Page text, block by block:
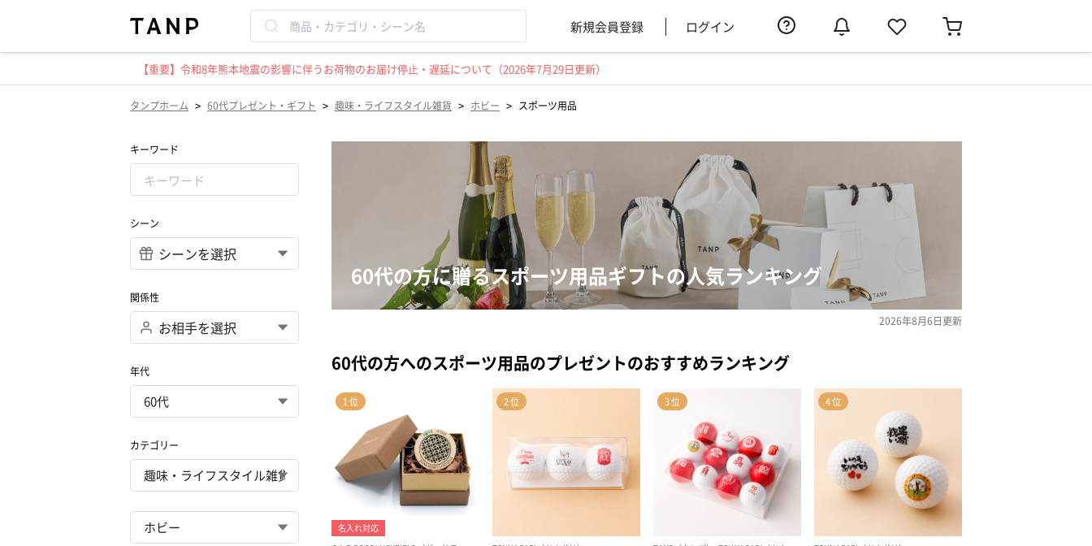
新規会員登録 ログイン
【重要】令和8年熊本地震の影響に伴うお荷物のお届け停止・遅延について（2026年7月29日更新）
タンプホーム > 60代プレゼント・ギフト > 趣味・ライフスタイル雑貨 > ホビー > スポーツ用品
キーワード
シーン
関係性
年代
カテゴリー
60代の方に贈るスポーツ用品ギフトの人気ランキング
2026年8月6日更新
60代の方へのスポーツ用品のプレゼントのおすすめランキング